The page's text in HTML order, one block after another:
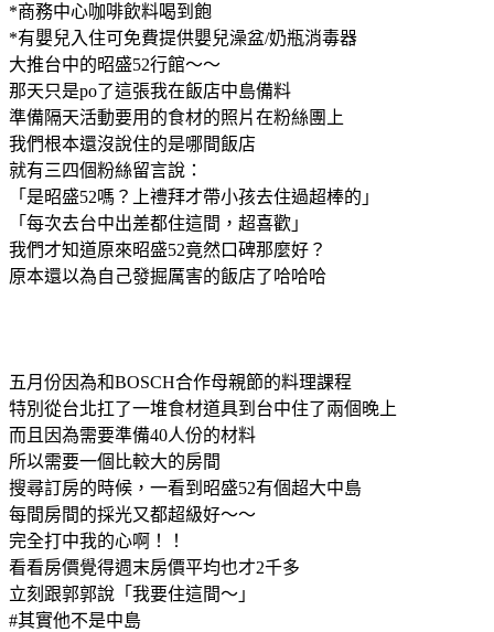
*商務中心咖啡飲料喝到飽
*有嬰兒入住可免費提供嬰兒澡盆/奶瓶消毒器
大推台中的昭盛52行館～～
那天只是po了這張我在飯店中島備料
準備隔天活動要用的食材的照片在粉絲團上
我們根本還沒說住的是哪間飯店
就有三四個粉絲留言說：
「是昭盛52嗎？上禮拜才帶小孩去住過超棒的」
「每次去台中出差都住這間，超喜歡」
我們才知道原來昭盛52竟然口碑那麼好？
原本還以為自己發掘厲害的飯店了哈哈哈
五月份因為和BOSCH合作母親節的料理課程
特別從台北扛了一堆食材道具到台中住了兩個晚上
而且因為需要準備40人份的材料
所以需要一個比較大的房間
搜尋訂房的時候，一看到昭盛52有個超大中島
每間房間的採光又都超級好～～
完全打中我的心啊！！
看看房價覺得週末房價平均也才2千多
立刻跟郭郭說「我要住這間～」
#其實他不是中島